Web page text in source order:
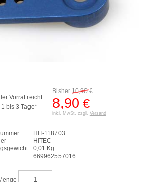
Bisher 10,90€
8,90 €
inkl. MwSt. zzgl. Versand
Vorrat reicht
bis 3 Tage*
HIT-118703
HiTEC
0,01 Kg
669962557016